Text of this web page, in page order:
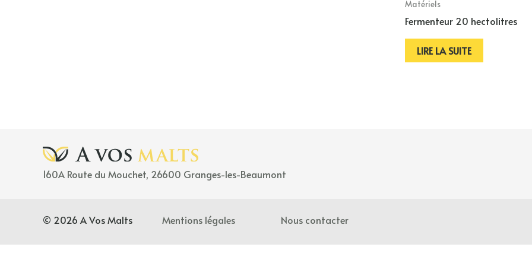
Matériels
Fermenteur 20 hectolitres
LIRE LA SUITE
160A Route du Mouchet, 26600 Granges-les-Beaumont
© 2026 A Vos Malts Mentions légales Nous contacter